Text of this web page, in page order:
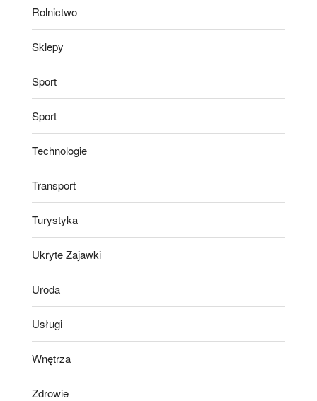
Rolnictwo
Sklepy
Sport
Sport
Technologie
Transport
Turystyka
Ukryte Zajawki
Uroda
Usługi
Wnętrza
Zdrowie